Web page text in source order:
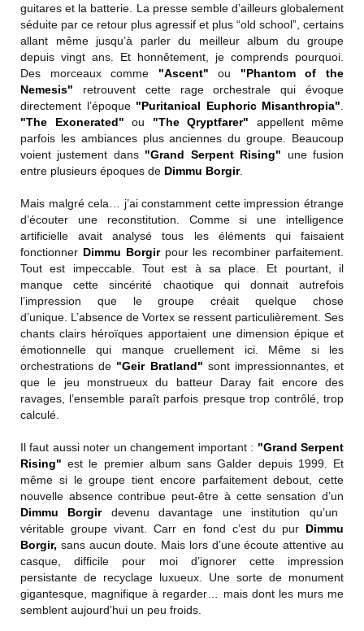
guitares et la batterie. La presse semble d’ailleurs globalement
séduite par ce retour plus agressif et plus “old school”, certains
allant même jusqu’à parler du meilleur album du groupe
depuis vingt ans. Et honnêtement, je comprends pourquoi.
Des morceaux comme "Ascent" ou "Phantom of the
Nemesis" retrouvent cette rage orchestrale qui évoque
directement l’époque"Puritanical Euphoric Misanthropia"
"The Exonerated" ou "The Qryptfarer" appellent même
parfois les ambiances plus anciennes du groupe. Beaucoup
voient justement dans"Grand Serpent Rising" une fusion
entre plusieurs époques de Dimmu Borgir.
Mais malgré cela… j’ai constamment cette impression étrange
d’écouter une reconstitution. Comme si une intelligence
artificielle avait analysé tous les éléments qui faisaient
fonctionner Dimmu Borgirpour les recombiner parfaitement.
Tout est impeccable. Tout est à sa place. Et pourtant, il
manque cette sincérité chaotique qui donnait autrefois
l’impression que le groupe créait quelque chose
d’unique. L’absence de Vortex se ressent particulièrement. Ses
chants clairs héroïques apportaient une dimension épique et
émotionnelle qui manque cruellement ici. Même si les
orchestrations de "Geir Bratland" sont impressionnantes, et
que le jeu monstrueux du batteur Daray fait encore des
ravages, l’ensemble paraît parfois presque trop contrôlé, trop
calculé.
Il faut aussi noter un changement important : "Grand Serpent
Rising" est le premier album sans Galder depuis 1999. Et
même si le groupe tient encore parfaitement debout, cette
nouvelle absence contribue peut-être à cette sensation d’un
Dimmu Borgirdevenu davantage une institution qu’un
véritable groupe vivant. Carr en fond c’est du pur Dimmu
Borgir, sans aucun doute. Mais lors d’une écoute attentive au
casque, difficile pour moi d’ignorer cette impression
persistante de recyclage luxueux. Une sorte de monument
gigantesque, magnifique à regarder… mais dont les murs me
semblent aujourd’hui un peu froids.